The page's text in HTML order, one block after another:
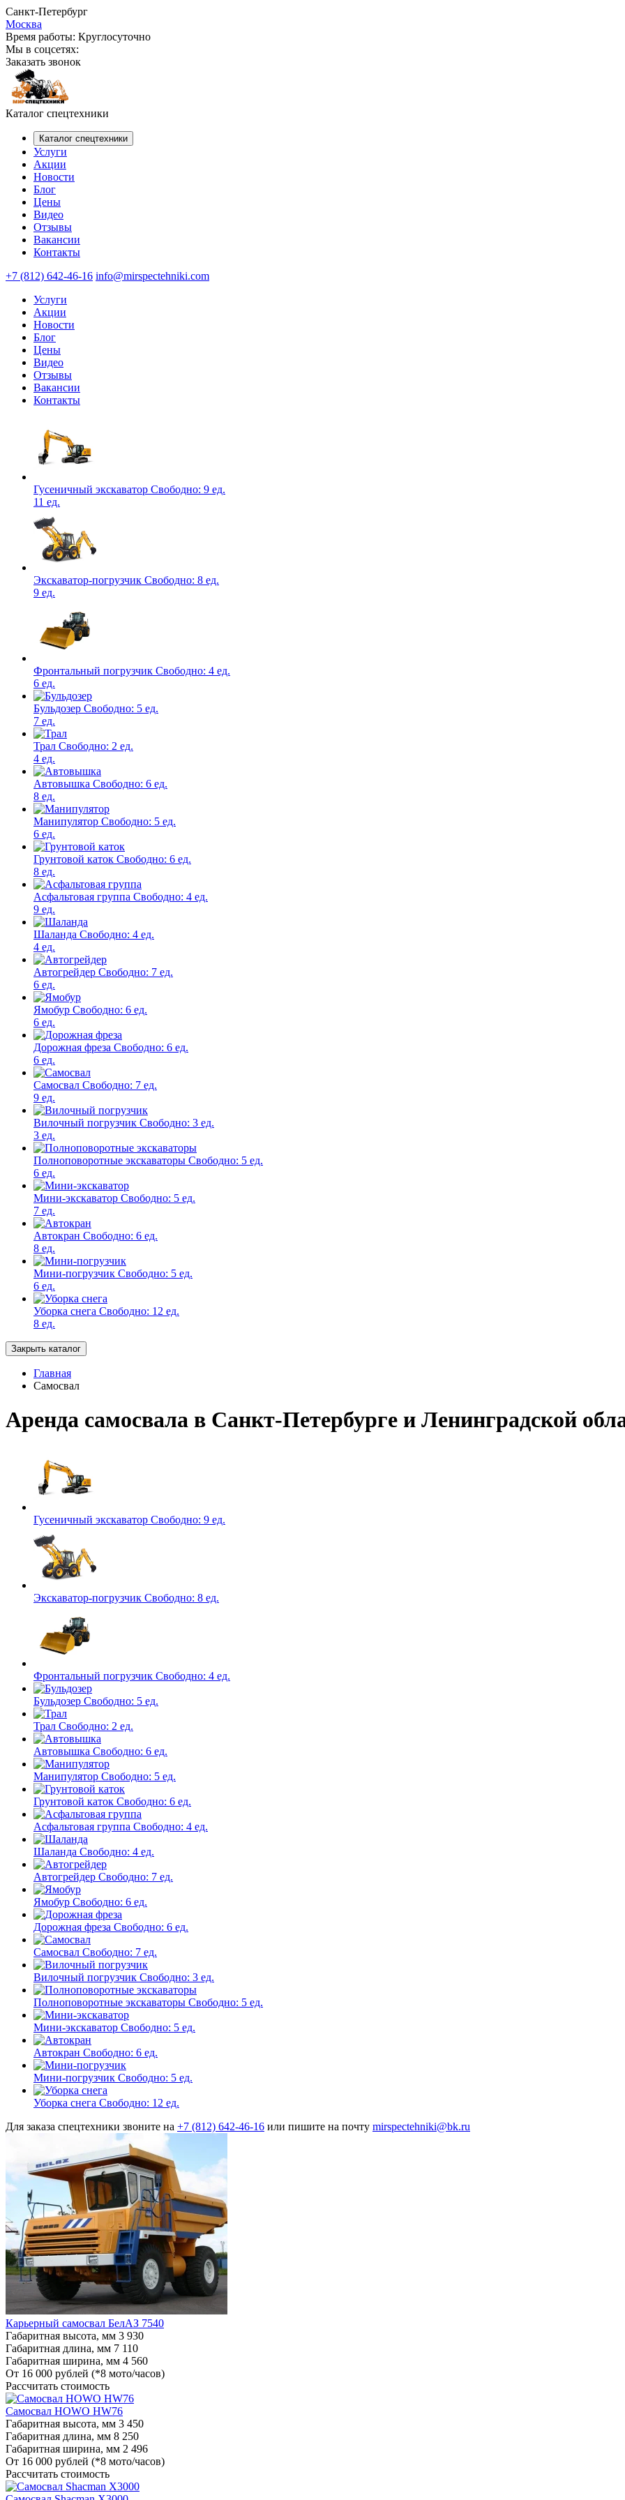
Санкт-Петербург
Москва
Время работы: Круглосуточно
Мы в соцсетях:
Заказать звонок
Каталог спецтехники
Каталог спецтехники
Услуги
Акции
Новости
Блог
Цены
Видео
Отзывы
Вакансии
Контакты
+7 (812) 642-46-16 info@mirspectehniki.com
Услуги
Акции
Новости
Блог
Цены
Видео
Отзывы
Вакансии
Контакты
Гусеничный экскаватор Свободно: 9 ед.
11 ед.
Экскаватор-погрузчик Свободно: 8 ед.
9 ед.
Фронтальный погрузчик Свободно: 4 ед.
6 ед.
Бульдозер Свободно: 5 ед.
7 ед.
Трал Свободно: 2 ед.
4 ед.
Автовышка Свободно: 6 ед.
8 ед.
Манипулятор Свободно: 5 ед.
6 ед.
Грунтовой каток Свободно: 6 ед.
8 ед.
Асфальтовая группа Свободно: 4 ед.
9 ед.
Шаланда Свободно: 4 ед.
4 ед.
Автогрейдер Свободно: 7 ед.
6 ед.
Ямобур Свободно: 6 ед.
6 ед.
Дорожная фреза Свободно: 6 ед.
6 ед.
Самосвал Свободно: 7 ед.
9 ед.
Вилочный погрузчик Свободно: 3 ед.
3 ед.
Полноповоротные экскаваторы Свободно: 5 ед.
6 ед.
Мини-экскаватор Свободно: 5 ед.
7 ед.
Автокран Свободно: 6 ед.
8 ед.
Мини-погрузчик Свободно: 5 ед.
6 ед.
Уборка снега Свободно: 12 ед.
8 ед.
Закрыть каталог
Главная
Самосвал
Аренда самосвала в Санкт-Петербурге и Ленинградской
Гусеничный экскаватор Свободно: 9 ед.
Экскаватор-погрузчик Свободно: 8 ед.
Фронтальный погрузчик Свободно: 4 ед.
Бульдозер Свободно: 5 ед.
Трал Свободно: 2 ед.
Автовышка Свободно: 6 ед.
Манипулятор Свободно: 5 ед.
Грунтовой каток Свободно: 6 ед.
Асфальтовая группа Свободно: 4 ед.
Шаланда Свободно: 4 ед.
Автогрейдер Свободно: 7 ед.
Ямобур Свободно: 6 ед.
Дорожная фреза Свободно: 6 ед.
Самосвал Свободно: 7 ед.
Вилочный погрузчик Свободно: 3 ед.
Полноповоротные экскаваторы Свободно: 5 ед.
Мини-экскаватор Свободно: 5 ед.
Автокран Свободно: 6 ед.
Мини-погрузчик Свободно: 5 ед.
Уборка снега Свободно: 12 ед.
Для заказа спецтехники звоните на +7 (812) 642-46-16 или пишите на почту mirspectehniki@bk.ru
Карьерный самосвал БелАЗ 7540
Габаритная высота, мм 3 930
Габаритная длина, мм 7 110
Габаритная ширина, мм 4 560
От 16 000 рублей (*8 мото/часов)
Рассчитать стоимость
Самосвал HOWO HW76
Габаритная высота, мм 3 450
Габаритная длина, мм 8 250
Габаритная ширина, мм 2 496
От 16 000 рублей (*8 мото/часов)
Рассчитать стоимость